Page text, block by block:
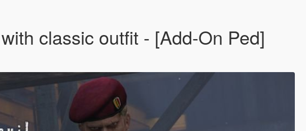
classic outfit - [Add-On Ped]